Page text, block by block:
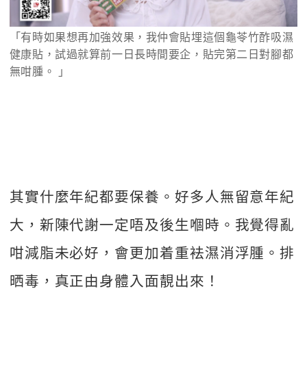
「有時如果想再加強效果，我仲會貼埋這個龜苓竹酢吸濕
健康貼，試過就算前一日長時間要企，貼完第二日對腳都
無咁腫。 」
其實什麼年紀都要保養。好多人無留意年紀
大，新陳代謝一定唔及後生嗰時。我覺得亂
咁減脂未必好，會更加着重袪濕消浮腫。排
晒毒，真正由身體入面靚出來！